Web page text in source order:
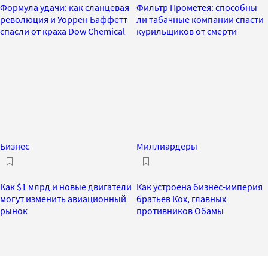
Формула удачи: как сланцевая
революция и Уоррен Баффетт
спасли от краха Dow Chemical
Фильтр Прометея: способны
ли табачные компании спасти
курильщиков от смерти
Бизнес
Как $1 млрд и новые двигатели
могут изменить авиационный
рынок
Миллиардеры
Как устроена бизнес-империя
братьев Кох, главных
противников Обамы